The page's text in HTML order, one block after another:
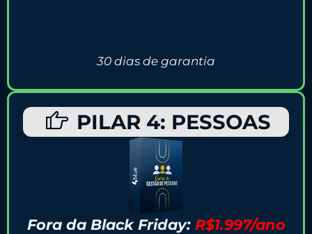
30 dias de garantia
PILAR 4: PESSOAS
Fora da Black Friday: R$1.997/ano